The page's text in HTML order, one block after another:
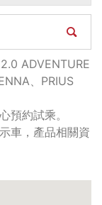
ADVENTURE
、PRIUS
預約試乘。
車，產品相關資